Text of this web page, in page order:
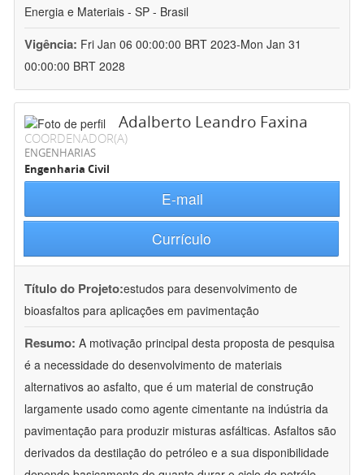
Energia e Materiais - SP - Brasil
Vigência: Fri Jan 06 00:00:00 BRT 2023-Mon Jan 31
00:00:00 BRT 2028
Adalberto Leandro Faxina
COORDENADOR(A)
ENGENHARIAS
Engenharia Civil
E-mail
Currículo
Título do Projeto:estudos para desenvolvimento de
bioasfaltos para aplicações em pavimentação
Resumo: A motivação principal desta proposta de pesquisa
é a necessidade do desenvolvimento de materiais
alternativos ao asfalto, que é um material de construção
largamente usado como agente cimentante na indústria da
pavimentação para produzir misturas asfálticas. Asfaltos são
derivados da destilação do petróleo e a sua disponibilidade